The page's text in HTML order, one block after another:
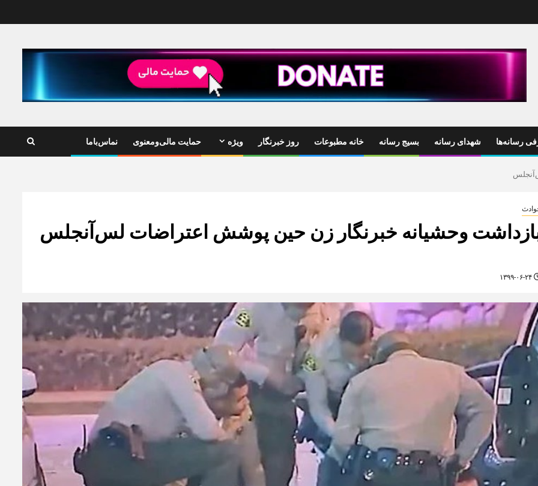
رسانه‌ها شهدای رسانه بسیج رسانه خانه مطبوعات روز خبرنگار ویژه حمایت مالی‌ومعنوی نماس‌باما
وحشیانه خبرنگار زن حین پوشش اعتراضات لس‌آنجلس